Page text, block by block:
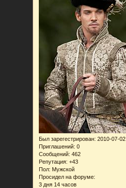
Был зарегестрирован: 2010-07-02
Приглашений: 0
Сообщений: 462
Репутация: +43
Пол: Мужской
Просидел на форуме:
3 дня 14 часов